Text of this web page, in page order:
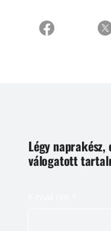
Légy
válogatott